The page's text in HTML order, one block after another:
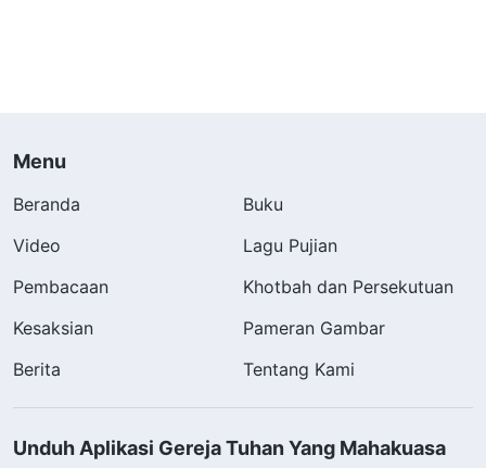
Menu
Beranda
Buku
Video
Lagu Pujian
Pembacaan
Khotbah dan Persekutuan
Kesaksian
Pameran Gambar
Berita
Tentang Kami
Unduh Aplikasi Gereja Tuhan Yang Mahakuasa